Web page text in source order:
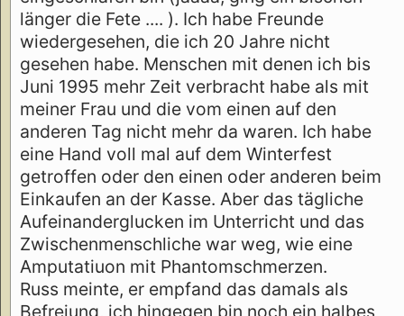
länger die Fete .... ). Ich habe Freunde
wiedergesehen, die ich 20 Jahre nicht
gesehen habe. Menschen mit denen ich bis
Juni 1995 mehr Zeit verbracht habe als mit
meiner Frau und die vom einen auf den
anderen Tag nicht mehr da waren. Ich habe
eine Hand voll mal auf dem Winterfest
getroffen oder den einen oder anderen beim
Einkaufen an der Kasse. Aber das tägliche
Aufeinanderglucken im Unterricht und das
Zwischenmenschliche war weg, wie eine
Amputatiuon mit Phantomschmerzen.
Russ meinte, er empfand das damals als
Befreiung, ich hingegen bin noch ein halbes